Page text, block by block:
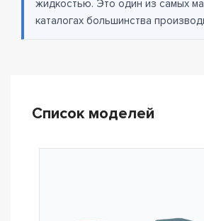
жидкостью. Это один из самых
каталогах большинства
Список моделей